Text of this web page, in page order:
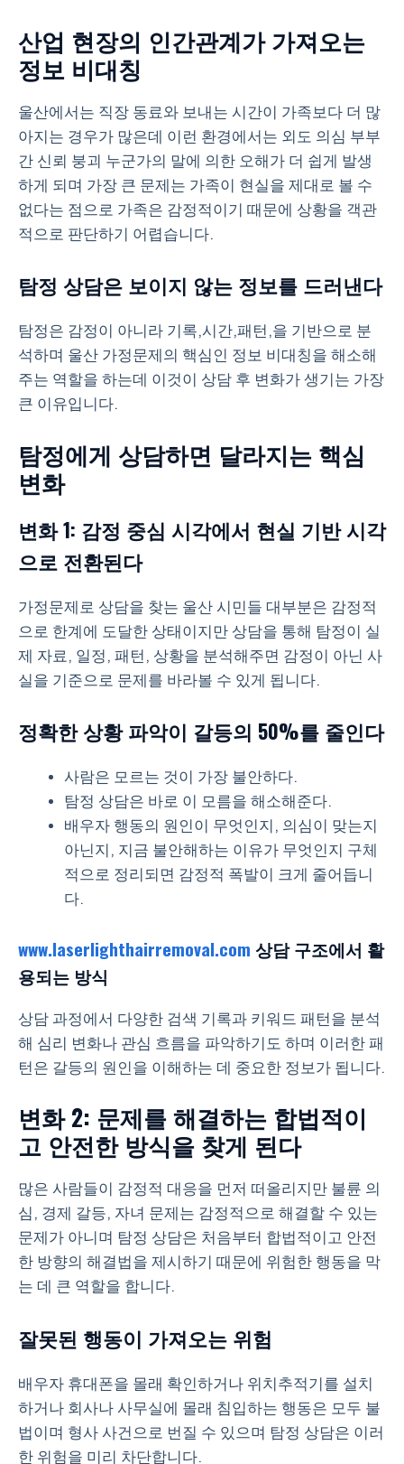
산업 현장의 인간관계가 가져오는
정보 비대칭
울산에서는 직장 동료와 보내는 시간이 가족보다 더 많
아지는 경우가 많은데 이런 환경에서는 외도 의심 부부
간 신뢰 붕괴 누군가의 말에 의한 오해가 더 쉽게 발생
하게 되며 가장 큰 문제는 가족이 현실을 제대로 볼 수
없다는 점으로 가족은 감정적이기 때문에 상황을 객관
적으로 판단하기 어렵습니다.
탐정 상담은 보이지 않는 정보를 드러낸다
탐정은 감정이 아니라 기록,시간,패턴,을 기반으로 분
석하며 울산 가정문제의 핵심인 정보 비대칭을 해소해
주는 역할을 하는데 이것이 상담 후 변화가 생기는 가장
큰 이유입니다.
탐정에게 상담하면 달라지는 핵심
변화
변화 1: 감정 중심 시각에서 현실 기반 시각
으로 전환된다
가정문제로 상담을 찾는 울산 시민들 대부분은 감정적
으로 한계에 도달한 상태이지만 상담을 통해 탐정이 실
제 자료, 일정, 패턴, 상황을 분석해주면 감정이 아닌 사
실을 기준으로 문제를 바라볼 수 있게 됩니다.
정확한 상황 파악이 갈등의 50%를 줄인다
사람은 모르는 것이 가장 불안하다.
탐정 상담은 바로 이 모름을 해소해준다.
배우자 행동의 원인이 무엇인지, 의심이 맞는지
아닌지, 지금 불안해하는 이유가 무엇인지 구체
적으로 정리되면 감정적 폭발이 크게 줄어듭니
다.
www.laserlighthairremoval.com 상담 구조에서 활
용되는 방식
상담 과정에서 다양한 검색 기록과 키워드 패턴을 분석
해 심리 변화나 관심 흐름을 파악하기도 하며 이러한 패
턴은 갈등의 원인을 이해하는 데 중요한 정보가 됩니다.
변화 2: 문제를 해결하는 합법적이
고 안전한 방식을 찾게 된다
많은 사람들이 감정적 대응을 먼저 떠올리지만 불륜 의
심, 경제 갈등, 자녀 문제는 감정적으로 해결할 수 있는
문제가 아니며 탐정 상담은 처음부터 합법적이고 안전
한 방향의 해결법을 제시하기 때문에 위험한 행동을 막
는 데 큰 역할을 합니다.
잘못된 행동이 가져오는 위험
배우자 휴대폰을 몰래 확인하거나 위치추적기를 설치
하거나 회사나 사무실에 몰래 침입하는 행동은 모두 불
법이며 형사 사건으로 번질 수 있으며 탐정 상담은 이러
한 위험을 미리 차단합니다.